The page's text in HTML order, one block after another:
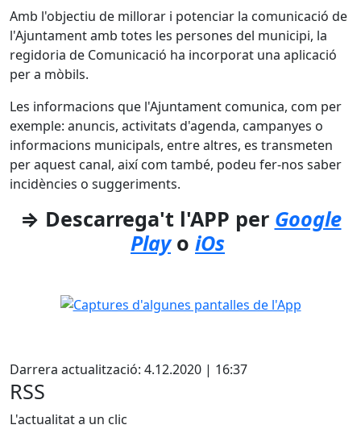
Amb l'objectiu de millorar i potenciar la comunicació de
l'Ajuntament amb totes les persones del municipi, la
regidoria de Comunicació ha incorporat una aplicació
per a mòbils.
Les informacions que l'Ajuntament comunica, com per
exemple: anuncis, activitats d'agenda, campanyes o
informacions municipals, entre altres, es transmeten
per aquest canal, així com també, podeu fer-nos saber
incidències o suggeriments.
⇒ Descarrega't l'APP per Google
Play o iOs
Darrera actualització: 4.12.2020 | 16:37
RSS
L'actualitat a un clic